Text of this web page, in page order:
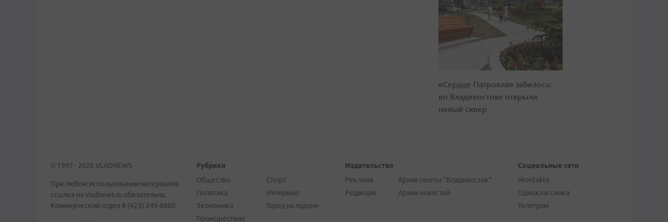
«Сердце Патрокла» забилось:
во Владивостоке открыли
новый сквер
© 1997 - 2026 VLADNEWS
При любом использовании материалов
ссылка на vladnews.ru обязательна.
Коммерческий отдел 8 (423) 249-8800
Рубрики
Общество
Политика
Экономика
Происшествия
Спорт
Интервью
Город на ладони
Издательство
Реклама
Редакция
Архив газеты "Владивосток"
Архив новостей
Социальные сети
vkontakte
Одноклассники
Телеграм